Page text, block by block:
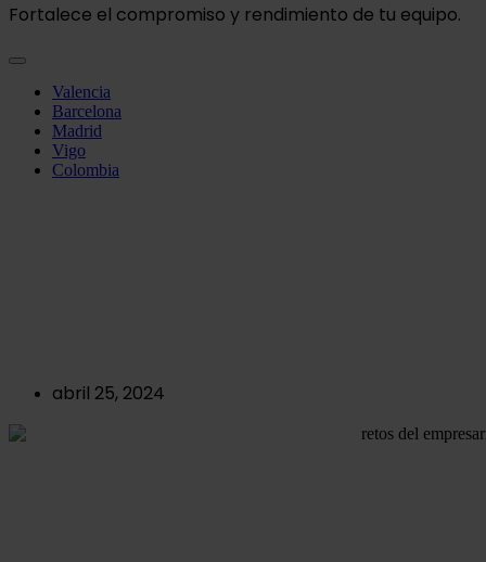
Fortalece el compromiso y rendimiento de tu equipo.
Valencia
Barcelona
Madrid
Vigo
Colombia
abril 25, 2024